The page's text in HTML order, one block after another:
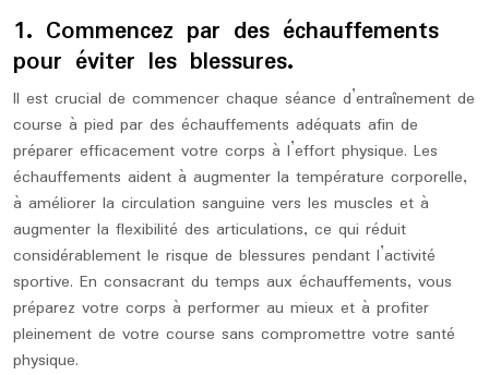
1. Commencez par des échauffements
pour éviter les blessures.
Il est crucial de commencer chaque séance d’entraînement de
course à pied par des échauffements adéquats afin de
préparer efficacement votre corps à l’effort physique. Les
échauffements aident à augmenter la température corporelle,
à améliorer la circulation sanguine vers les muscles et à
augmenter la flexibilité des articulations, ce qui réduit
considérablement le risque de blessures pendant l’activité
sportive. En consacrant du temps aux échauffements, vous
préparez votre corps à performer au mieux et à profiter
pleinement de votre course sans compromettre votre santé
physique.